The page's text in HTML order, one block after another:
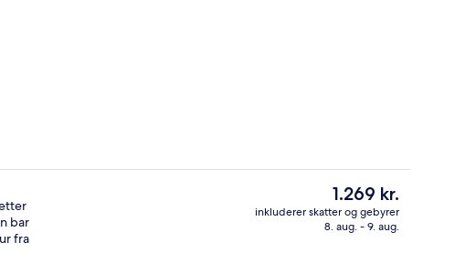
pool, åben fra kl. 06.00 til kl. 22.00, parasoller, liggestole
bar
fra
Den
nuværende
pris
1.269 kr.
inkluderer skatter og gebyrer
8. aug. - 9. aug.